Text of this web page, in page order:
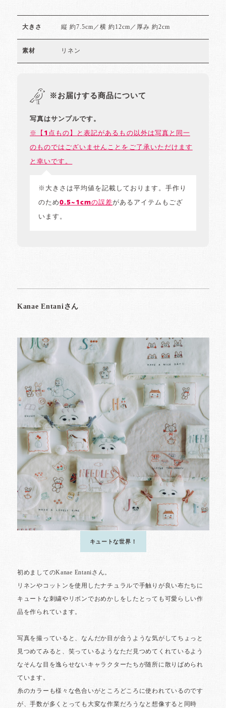
大きさ 縦 約7.5cm／横 約12cm／厚み 約2cm
素材 リネン
※お届けする商品について
写真はサンプルです。
※【1点もの】と表記があるもの以外は写真と同一
のものではございませんことをご了承いただけます
と幸いです。
※大きさは平均値を記載しております。手作り
のため0.5~1cmの誤差があるアイテムもござ
います。